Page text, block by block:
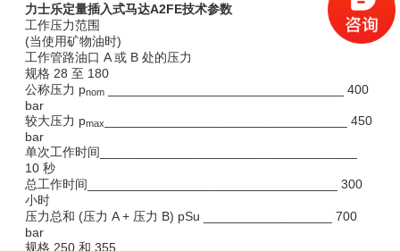
力士乐定量插入式马达A2FE技术参数
工作压力范围
(当使用矿物油时)
工作管路油口 A 或 B 处的压力
规格 28 至 180
公称压力 pnom
_________________________________ 400
bar
较大压力 pmax
__________________________________ 450
bar
单次工作时间____________________________________
10 秒
总工作时间___________________________________ 300
小时
压力总和 (压力 A + 压力 B) pSu __________________ 700
bar
规格 250 和 355